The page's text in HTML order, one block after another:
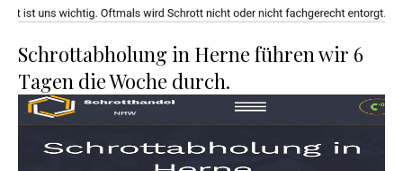
Schrottabholung in Herne führen wir 6
Tagen die Woche durch.